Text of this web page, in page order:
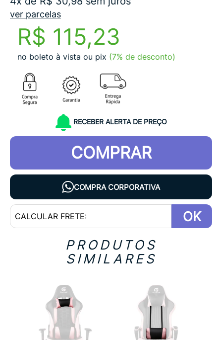
ver parcelas
R$ 115,23
no boleto à vista ou pix (7% de desconto)
RECEBER ALERTA DE PREÇO
COMPRAR
COMPRA CORPORATIVA
OK
PRODUTOS
SIMILARES